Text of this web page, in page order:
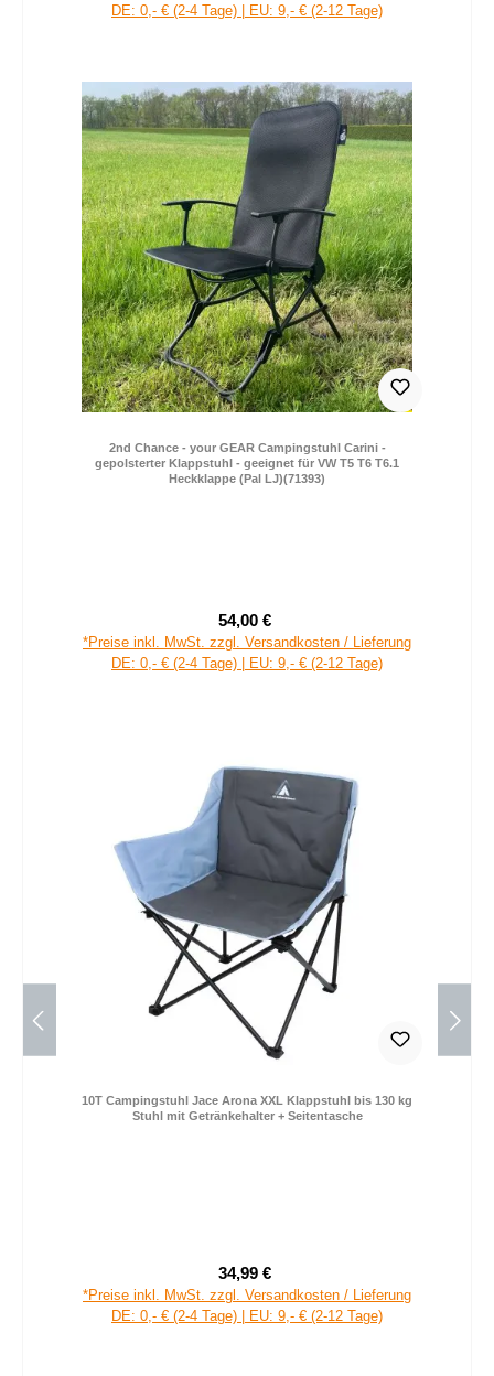
DE: 0,- € (2-4 Tage) | EU: 9,- € (2-12 Tage)
2nd Chance - your GEAR Campingstuhl Carini -
gepolsterter Klappstuhl - geeignet für VW T5 T6 T6.1
Heckklappe (Pal LJ)(71393)
Verkaufspreis:
54,00 €
*Preise inkl. MwSt. zzgl. Versandkosten / Lieferung
DE: 0,- € (2-4 Tage) | EU: 9,- € (2-12 Tage)
10T Campingstuhl Jace Arona XXL Klappstuhl bis 130 kg
Stuhl mit Getränkehalter + Seitentasche
Verkaufspreis:
34,99 €
*Preise inkl. MwSt. zzgl. Versandkosten / Lieferung
DE: 0,- € (2-4 Tage) | EU: 9,- € (2-12 Tage)